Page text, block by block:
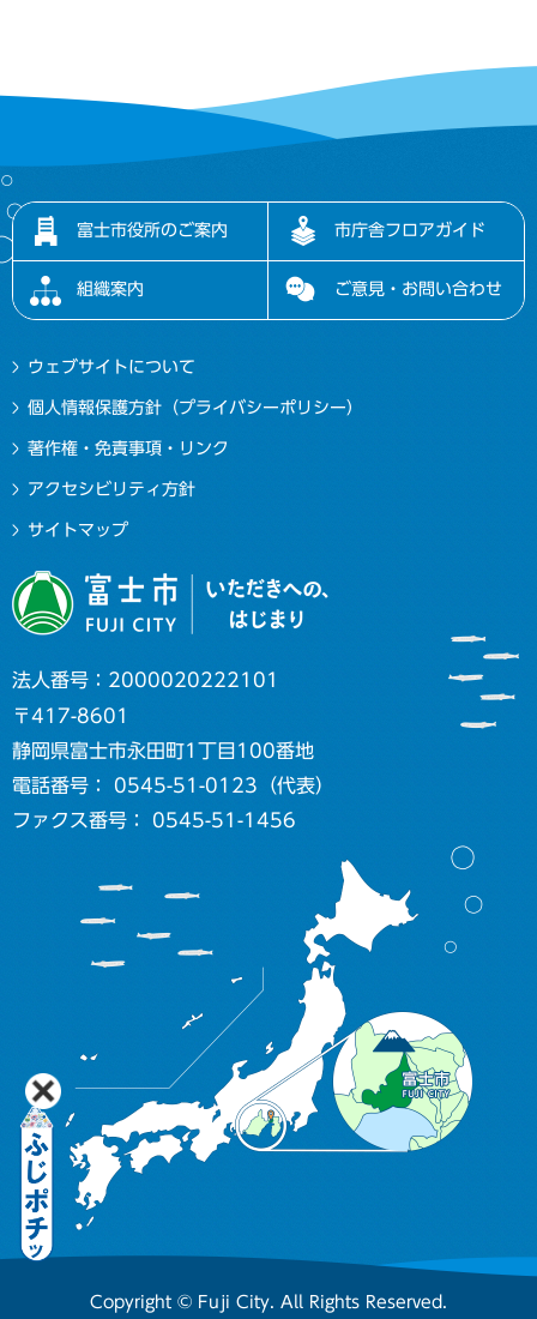
富士市役所のご案内 市庁舎フロアガイド
組織案内 ご意見・お問い合わせ
ウェブサイトについて
個人情報保護方針（プライバシーポリシー）
著作権・免責事項・リンク
アクセシビリティ方針
サイトマップ
法人番号：2000020222101
〒417-8601
静岡県富士市永田町1丁目100番地
電話番号： 0545-51-0123（代表）
ファクス番号： 0545-51-1456
Copyright © Fuji City. All Rights Reserved.